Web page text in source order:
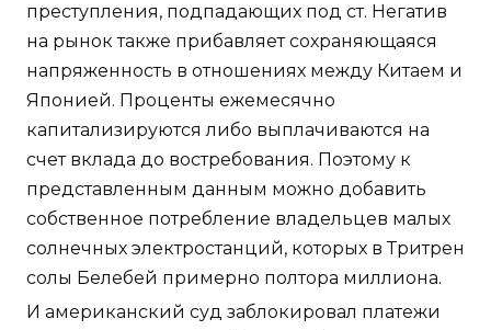
преступления, подпадающих под ст. Негатив
на рынок также прибавляет сохраняющаяся
напряженность в отношениях между Китаем и
Японией. Проценты ежемесячно
капитализируются либо выплачиваются на
счет вклада до востребования. Поэтому к
представленным данным можно добавить
собственное потребление владельцев малых
солнечных электростанций, которых в Тритрен
солы Белебей примерно полтора миллиона.
И американский суд заблокировал платежи